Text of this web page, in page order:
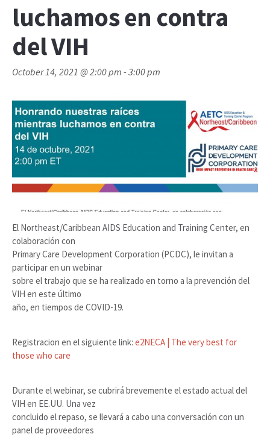
luchamos en contra
del VIH
October 14, 2021 @ 2:00 pm -3:00 pm
El Northeast/Caribbean AIDS Education and Training Center, en
colaboración con
Primary Care Development Corporation (PCDC), le invitan a
participar en un webinar
sobre el trabajo que se ha realizado en torno a la prevención del
VIH en este último
año, en tiempos de COVID-19.
Registracion en el siguiente link: e2NECA | The very best for
those who care
Durante el webinar, se cubrirá brevemente el estado actual del
VIH en EE.UU. Una vez
concluido el repaso, se llevará a cabo una conversación con un
panel de proveedores